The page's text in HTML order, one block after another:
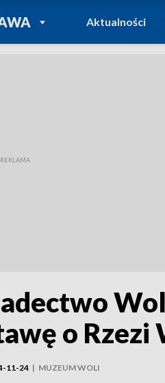
POWRÓT DO
TVP REGIONY
Aktualności
o Rzezi
11-24 | MUZEUM WOLI